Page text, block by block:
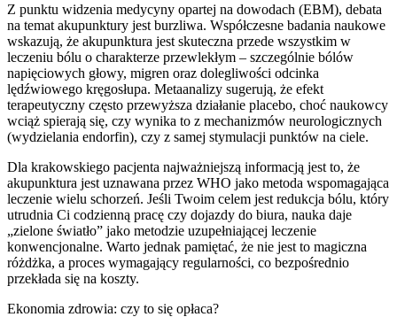
Z punktu widzenia medycyny opartej na dowodach (EBM), debata
na temat akupunktury jest burzliwa. Współczesne badania naukowe
wskazują, że akupunktura jest skuteczna przede wszystkim w
leczeniu bólu o charakterze przewlekłym – szczególnie bólów
napięciowych głowy, migren oraz dolegliwości odcinka
lędźwiowego kręgosłupa. Metaanalizy sugerują, że efekt
terapeutyczny często przewyższa działanie placebo, choć naukowcy
wciąż spierają się, czy wynika to z mechanizmów neurologicznych
(wydzielania endorfin), czy z samej stymulacji punktów na ciele.
Dla krakowskiego pacjenta najważniejszą informacją jest to, że
akupunktura jest uznawana przez WHO jako metoda wspomagająca
leczenie wielu schorzeń. Jeśli Twoim celem jest redukcja bólu, który
utrudnia Ci codzienną pracę czy dojazdy do biura, nauka daje
„zielone światło” jako metodzie uzupełniającej leczenie
konwencjonalne. Warto jednak pamiętać, że nie jest to magiczna
różdżka, a proces wymagający regularności, co bezpośrednio
przekłada się na koszty.
Ekonomia zdrowia: czy to się opłaca?